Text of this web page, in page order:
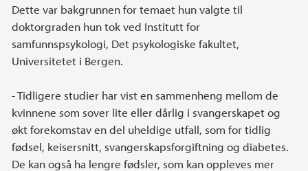
Dette var bakgrunnen for temaet hun valgte til
doktorgraden hun tok ved Institutt for
samfunnspsykologi, Det psykologiske fakultet,
Universitetet i Bergen.
- Tidligere studier har vist en sammenheng mellom de
kvinnene som sover lite eller dårlig i svangerskapet og
økt forekomstav en del uheldige utfall, som for tidlig
fødsel, keisersnitt, svangerskapsforgiftning og diabetes.
De kan også ha lengre fødsler, som kan oppleves mer